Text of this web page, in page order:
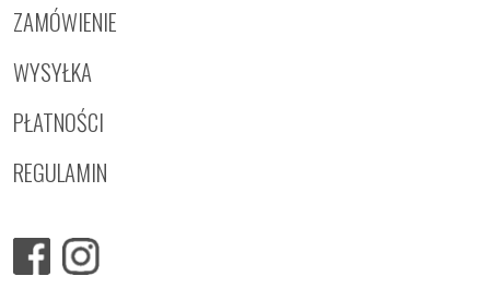
ZAMÓWIENIE
WYSYŁKA
PŁATNOŚCI
REGULAMIN